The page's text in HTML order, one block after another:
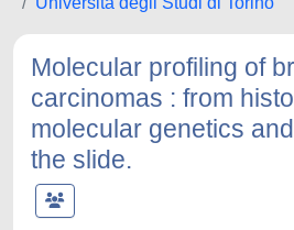
Molecular profiling of
carcinomas : from
molecular genetics
the slide.